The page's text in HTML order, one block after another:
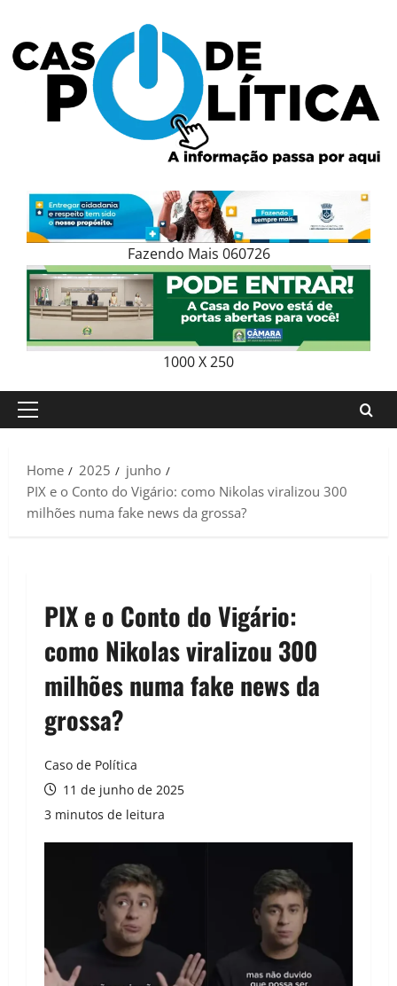
content
Fazendo Mais 060726
1000 X 250
Primary
Home
2025
junho
PIX e o Conto do Vigário: como Nikolas viralizou 300
milhões numa fake news da grossa?
PIX e o Conto do Vigário:
como Nikolas viralizou 300
milhões numa fake news da
grossa?
Caso de Política
11 de junho de 2025
3 minutos de leitura